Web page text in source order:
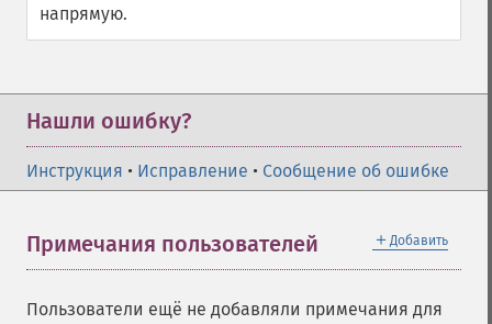
напрямую.
Нашли ошибку?
Инструкция • Исправление • Сообщение об ошибке
＋ Добавить
Примечания пользователей
Пользователи ещё не добавляли примечания для